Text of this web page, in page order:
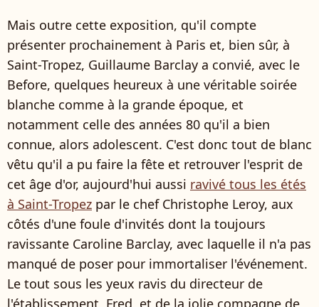
Mais outre cette exposition, qu'il compte
présenter prochainement à Paris et, bien sûr, à
Saint-Tropez, Guillaume Barclay a convié, avec le
Before, quelques heureux à une véritable soirée
blanche comme à la grande époque, et
notamment celle des années 80 qu'il a bien
connue, alors adolescent. C'est donc tout de blanc
vêtu qu'il a pu faire la fête et retrouver l'esprit de
cet âge d'or, aujourd'hui aussi ravivé tous les étés
à Saint-Tropez par le chef Christophe Leroy, aux
côtés d'une foule d'invités dont la toujours
ravissante Caroline Barclay, avec laquelle il n'a pas
manqué de poser pour immortaliser l'événement.
Le tout sous les yeux ravis du directeur de
l'établissement, Fred, et de la jolie compagne de